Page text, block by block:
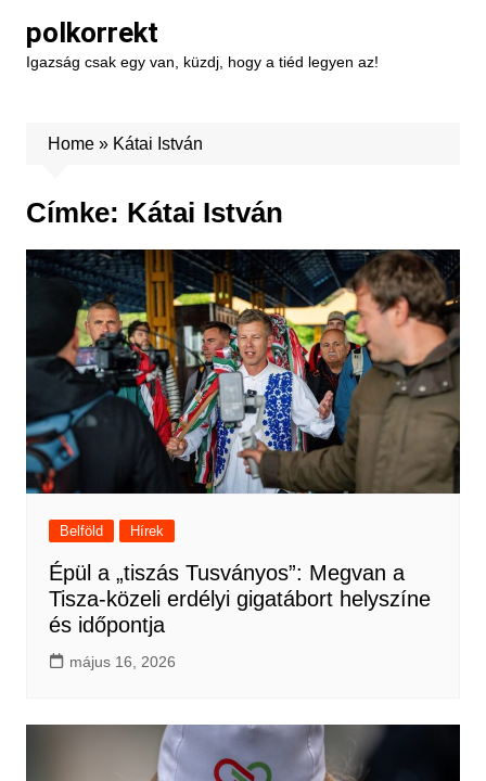
content
polkorrekt
Igazság csak egy van, küzdj, hogy a tiéd legyen az!
Home» Kátai István
Címke: Kátai István
Belföld Hírek
Épül a „tiszás Tusványos”: Megvan a
Tisza-közeli erdélyi gigatábort helyszíne
és időpontja
május 16, 2026